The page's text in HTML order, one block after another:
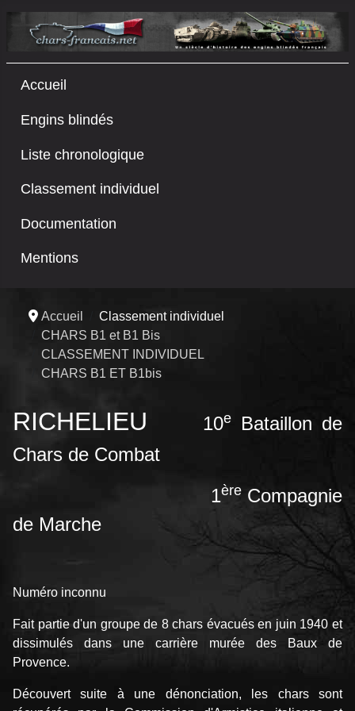
Accueil
Engins blindés
Liste chronologique
Classement individuel
Documentation
Mentions
Accueil
Classement individuel
CHARS B1 et B1 Bis
CLASSEMENT INDIVIDUEL
CHARS B1 ET B1bis
RICHELIEU 10e Bataillon de
Chars de Combat
1èreCompagnie
de Marche
Numéro inconnu
Fait partie d'un groupe de 8 chars évacués en juin 1940 et
dissimulés dans une carrière murée des Baux de
Provence.
Découvert suite à une dénonciation, les chars sont